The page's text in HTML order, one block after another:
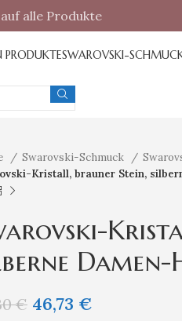
alle Produkte
PRODUKTESWAROVSKI-
Swarovski-Schmuck
Kristall, brauner Stein,
€ 46,73 €